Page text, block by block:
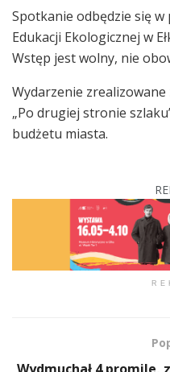
Spotkanie odbędzie się w
Edukacji Ekologicznej w
Wstęp jest wolny, nie
Wydarzenie zrealizowane
„Po drugiej stronie
budżetu miasta.